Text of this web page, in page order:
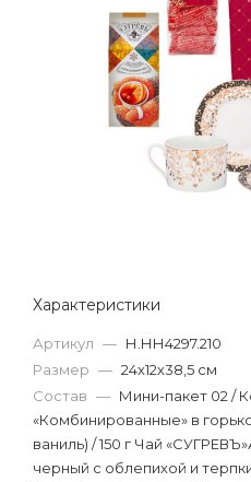
Характеристики
Артикул — Н.НН4297.210
Размер — 24х12х38,5 см
Состав — Мини-пакет 02 /
«Комбинированные» в
ваниль) / 150 г Чай
черный с облепихой и